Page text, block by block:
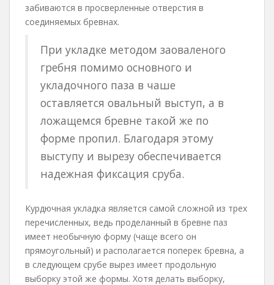
забиваются в просверленные отверстия в
соединяемых бревнах.
При укладке методом заоваленого
гребня помимо основного и
укладочного паза в чаше
оставляется овальный выступ, а в
ложащемся бревне такой же по
форме пропил. Благодаря этому
выступу и вырезу обеспечивается
надежная фиксация сруба.
Курдючная укладка является самой сложной из трех
перечисленных, ведь проделанный в бревне паз
имеет необычную форму (чаще всего он
прямоугольный) и располагается поперек бревна, а
в следующем срубе вырез имеет продольную
выборку этой же формы. Хотя делать выборку,